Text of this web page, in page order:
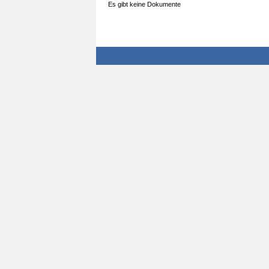
Es gibt keine Dokumente